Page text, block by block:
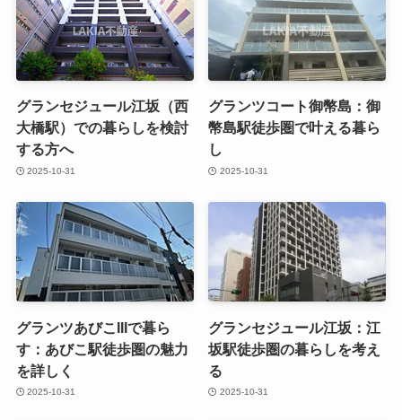
グランセジュール江坂（西
大橋駅）での暮らしを検討
する方へ
2025-10-31
グランツコート御幣島：御
幣島駅徒歩圏で叶える暮ら
し
2025-10-31
グランツあびこIIIで暮ら
す：あびこ駅徒歩圏の魅力
を詳しく
2025-10-31
グランセジュール江坂：江
坂駅徒歩圏の暮らしを考え
る
2025-10-31